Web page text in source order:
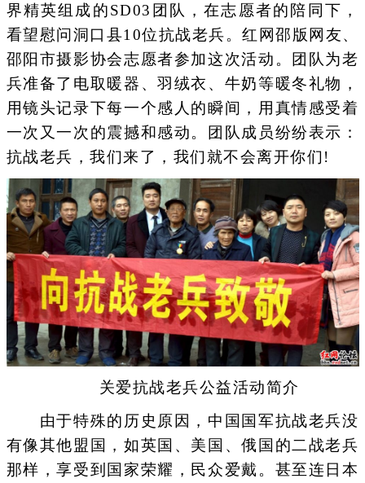
界精英组成的SD03团队，在志愿者的陪同下，
看望慰问洞口县10位抗战老兵。红网邵版网友、
邵阳市摄影协会志愿者参加这次活动。团队为老
兵准备了电取暖器、羽绒衣、牛奶等暖冬礼物，
用镜头记录下每一个感人的瞬间，用真情感受着
一次又一次的震撼和感动。团队成员纷纷表示：
抗战老兵，我们来了，我们就不会离开你们!
关爱抗战老兵公益活动简介
由于特殊的历史原因，中国国军抗战老兵没
有像其他盟国，如英国、美国、俄国的二战老兵
那样，享受到国家荣耀，民众爱戴。甚至连日本